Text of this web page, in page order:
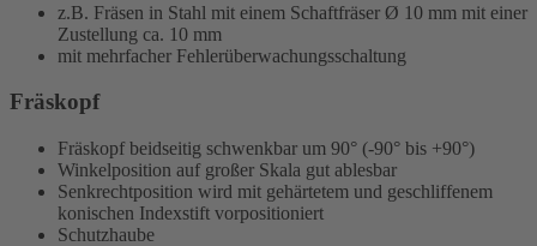
z.B. Fräsen in Stahl mit einem Schaftfräser Ø 10 mm mit einer
Zustellung ca. 10 mm
mit mehrfacher Fehlerüberwachungsschaltung
Fräskopf
Fräskopf beidseitig schwenkbar um 90° (-90° bis +90°)
Winkelposition auf großer Skala gut ablesbar
Senkrechtposition wird mit gehärtetem und geschliffenem
konischen Indexstift vorpositioniert
Schutzhaube